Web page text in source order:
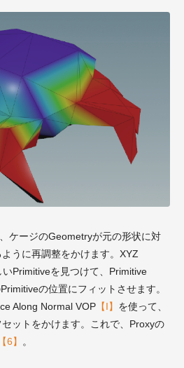
ケージのGeometryが元の形状に対
うに再調整をかけます。XYZ
いPrimitiveを見つけて、Primitive
の位置にフィットさせます。
Along Normal VOP 【I】 を使って、
ットをかけます。これで、Proxyの
【6】 。